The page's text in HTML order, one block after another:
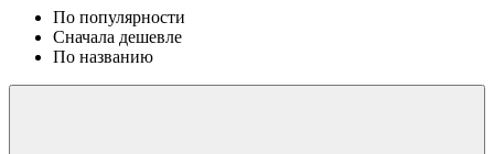
По популярности
Сначала дешевле
По названию